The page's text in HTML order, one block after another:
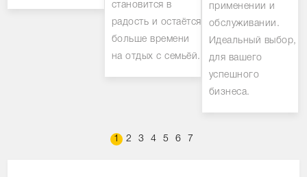
становится в
радость и остаётся
больше времени
на отдых с семьёй.
применении и
обслуживании.
Идеальный выбор,
для вашего
успешного
бизнеса.
1 2 3 4 5 6 7